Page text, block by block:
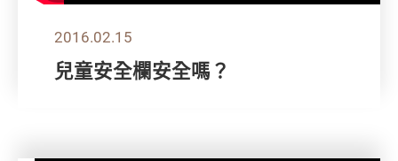
2016.02.15
兒童安全欄安全嗎？